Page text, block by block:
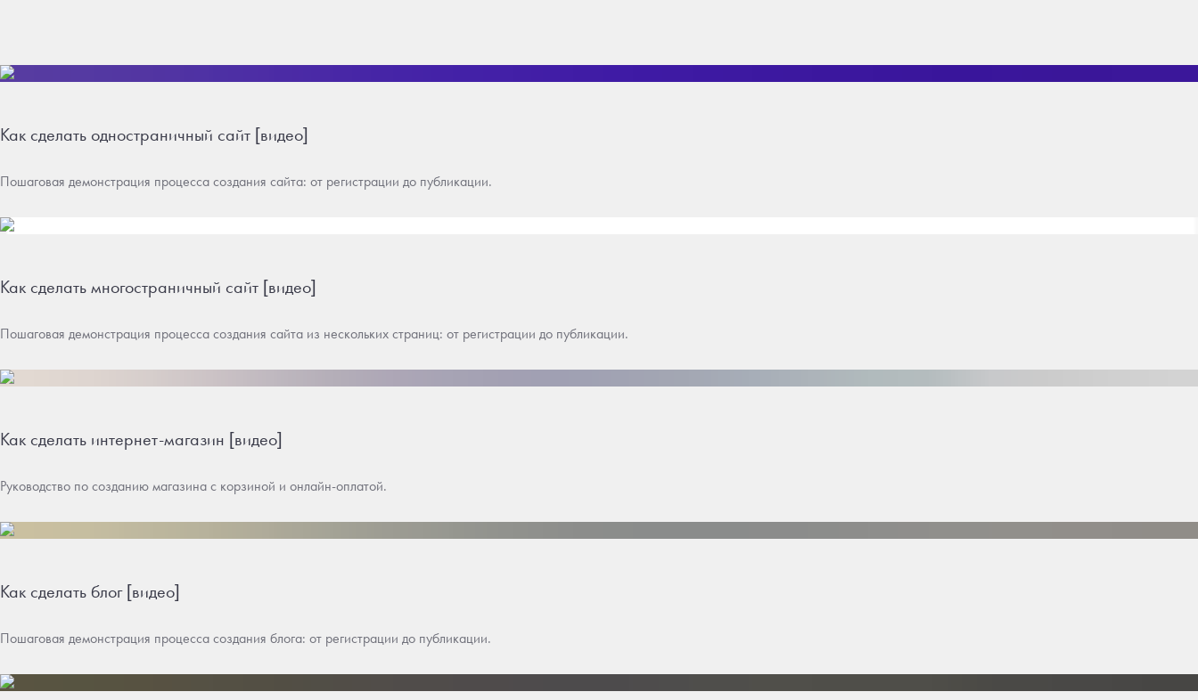
Как сделать одностраничный сайт [видео]
Пошаговая демонстрация процесса создания сайта: от регистрации до публикации.
Как сделать многостраничный сайт [видео]
Пошаговая демонстрация процесса создания сайта из нескольких страниц: от регистрации до публикации.
Как сделать интернет-магазин [видео]
Руководство по созданию магазина с корзиной и онлайн-оплатой.
Как сделать блог [видео]
Пошаговая демонстрация процесса создания блога: от регистрации до публикации.